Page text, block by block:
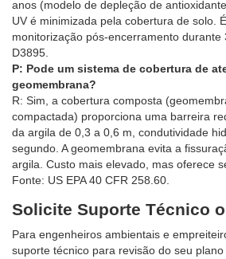
anos (modelo de depleção de
UV é minimizada pela cobertura de solo.
monitorização pós-encerramento durante
D3895.
P: Pode um sistema de cobertura de
geomembrana?
R: Sim, a cobertura composta
compactada) proporciona uma barreira
da argila de 0,3 a 0,6 m, condutividade
segundo. A geomembrana evita a
argila. Custo mais elevado, mas oferece
Fonte: US EPA 40 CFR 258.60.
Solicite Suporte Técnico
Para engenheiros ambientais e
suporte técnico para revisão do seu